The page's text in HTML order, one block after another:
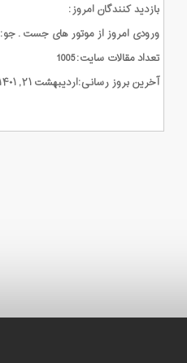
بازدید کنندگان امروز:
ورودی امروز از موتور های جست . جو:
تعداد مقالات سایت:1005
آخرین بروز رسانی:اردیبهشت ۲۱, ۱۴۰۱